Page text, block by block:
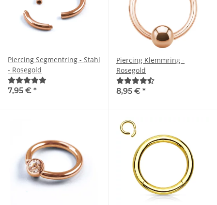
Piercing Segmentring - Stahl
- Rosegold
7,95 € *
Piercing Klemmring -
Rosegold
8,95 € *